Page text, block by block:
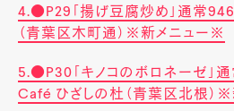
4.●P29「揚げ豆腐炒め」通常
（青葉区木町通）※新メニュー※
5.●P30「キノコのボロネーゼ」
Café ひざしの杜（青葉区北根）